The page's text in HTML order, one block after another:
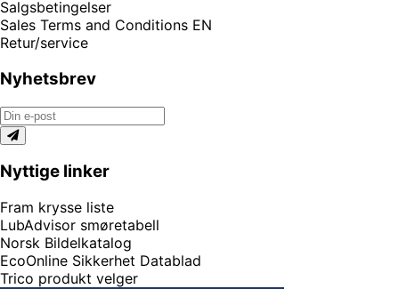
Salgsbetingelser
Sales Terms and Conditions EN
Retur/service
Nyhetsbrev
Nyttige linker
Fram krysse liste
LubAdvisor smøretabell
Norsk Bildelkatalog
EcoOnline Sikkerhet Datablad
Trico produkt velger